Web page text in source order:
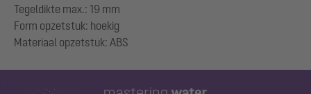
Tegeldikte max.: 19 mm
Form opzetstuk: hoekig